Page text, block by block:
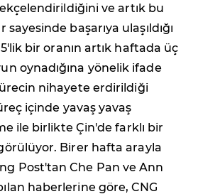
ve artık bu
başarıya ulaşıldığı
bir oranın artık haftada üç
oynadığına yönelik ifade
nihayete erdirildiği
içinde yavaş yavaş
ile birlikte Çin'de farklı bir
Birer hafta arayla
Post'tan Che Pan ve Ann
haberlerine göre, CNG